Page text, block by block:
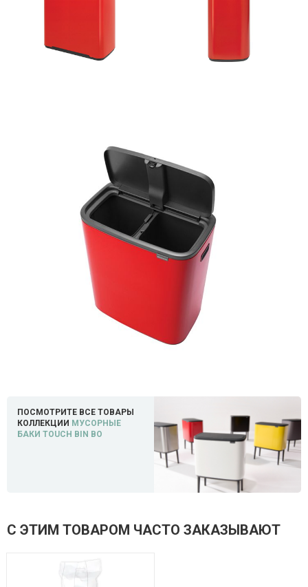
ПОСМОТРИТЕ ВСЕ ТОВАРЫ
КОЛЛЕКЦИИ МУСОРНЫЕ
БАКИ TOUCH BIN BO
С ЭТИМ ТОВАРОМ ЧАСТО ЗАКАЗЫВАЮТ